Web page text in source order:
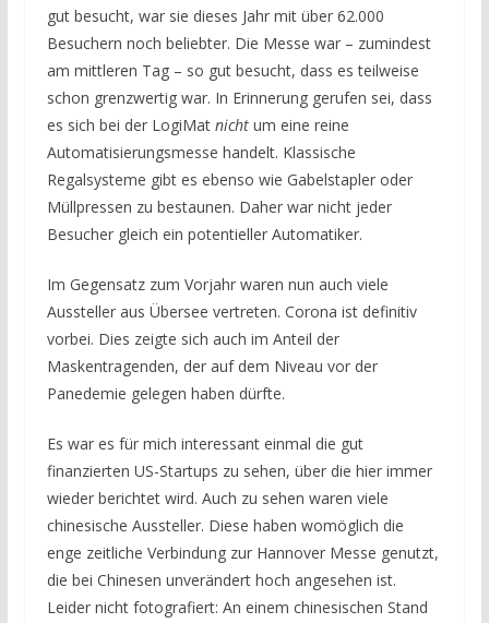
gut besucht, war sie dieses Jahr mit über 62.000
Besuchern noch beliebter. Die Messe war – zumindest
am mittleren Tag – so gut besucht, dass es teilweise
schon grenzwertig war. In Erinnerung gerufen sei, dass
es sich bei der LogiMat nichtum eine reine
Automatisierungsmesse handelt. Klassische
Regalsysteme gibt es ebenso wie Gabelstapler oder
Müllpressen zu bestaunen. Daher war nicht jeder
Besucher gleich ein potentieller Automatiker.
Im Gegensatz zum Vorjahr waren nun auch viele
Aussteller aus Übersee vertreten. Corona ist definitiv
vorbei. Dies zeigte sich auch im Anteil der
Maskentragenden, der auf dem Niveau vor der
Panedemie gelegen haben dürfte.
Es war es für mich interessant einmal die gut
finanzierten US-Startups zu sehen, über die hier immer
wieder berichtet wird. Auch zu sehen waren viele
chinesische Aussteller. Diese haben womöglich die
enge zeitliche Verbindung zur Hannover Messe genutzt,
die bei Chinesen unverändert hoch angesehen ist.
Leider nicht fotografiert: An einem chinesischen Stand